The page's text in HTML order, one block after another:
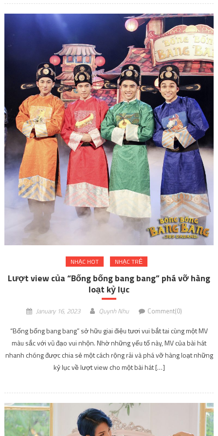
NHẠC HOT NHẠC TRẺ
Lượt view của “Bống bống bang bang” phá vỡ hàng
loạt kỷ lục
January 16, 2023 Quynh Nhu Comment(0)
“Bống bống bang bang” sở hữu giai điệu tươi vui bắt tai cùng một MV
màu sắc với vũ đạo vui nhộn. Nhờ những yếu tố này, MV của bài hát
nhanh chóng được chia sẻ một cách rộng rãi và phá vỡ hàng loạt những
kỷ lục về lượt view cho một bài hát […]